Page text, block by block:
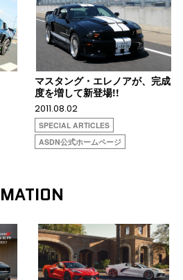
マスタング・エレノアが、完成
度を増して新登場!!
2011.08.02
SPECIAL ARTICLES
ASDN公式ホームページ